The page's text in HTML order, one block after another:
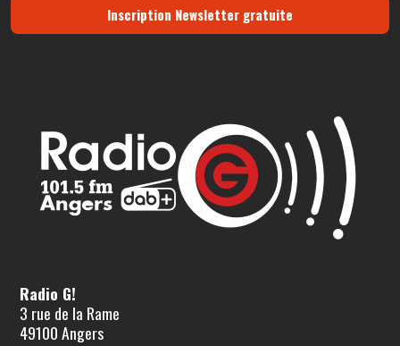
Inscription Newsletter gratuite
Radio G!
3 rue de la Rame
49100 Angers